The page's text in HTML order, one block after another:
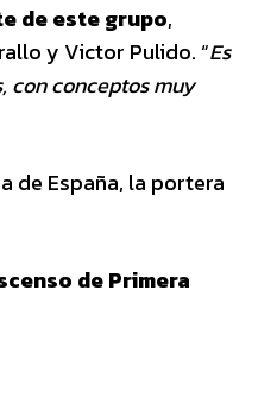
de este grupo,
y Victor Pulido. “Es
con conceptos muy
de España, la portera
de Primera